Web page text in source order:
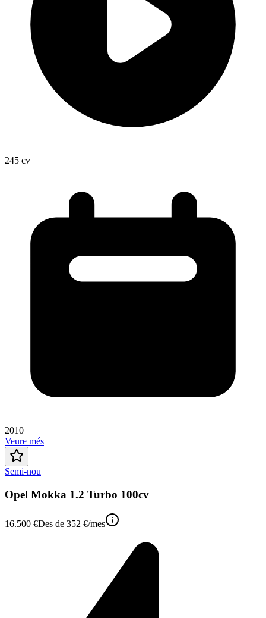
245 cv
2010
Veure més
Semi-nou
Opel Mokka 1.2 Turbo 100cv
16.500 €Des de 352 €/mes